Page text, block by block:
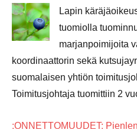
Lapin
tuomiolla
marjanpoimijoita
koordinaattorin sekä
suomalaisen yhtiön
Toimitusjohtaja tuomittiin 2
:ONNETTOMUUDET: